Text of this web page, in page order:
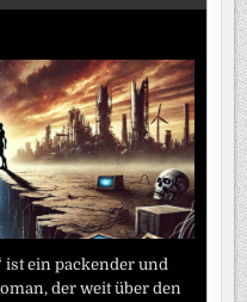
ist ein packender und
der weit über den